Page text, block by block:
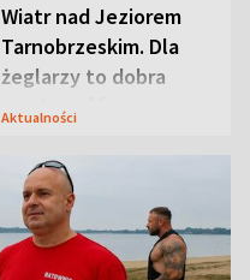
Wiatr nad Jeziorem
Tarnobrzeskim. Dla
żeglarzy to dobra
wiadomość
Aktualności